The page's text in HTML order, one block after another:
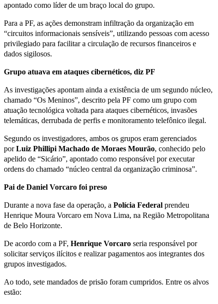
apontado como líder de um braço local do grupo.
Para a PF, as ações demonstram infiltração da organização em
“circuitos informacionais sensíveis”, utilizando pessoas com acesso
privilegiado para facilitar a circulação de recursos financeiros e
dados sigilosos.
Grupo atuava em ataques cibernéticos, diz PF
As investigações apontam ainda a existência de um segundo núcleo,
chamado “Os Meninos”, descrito pela PF como um grupo com
atuação tecnológica voltada para ataques cibernéticos, invasões
telemáticas, derrubada de perfis e monitoramento telefônico ilegal.
Segundo os investigadores, ambos os grupos eram gerenciados
porLuiz Phillipi Machado de Moraes Mourão, conhecido pelo
apelido de “Sicário”, apontado como responsável por executar
ordens do chamado “núcleo central da organização criminosa”.
Pai de Daniel Vorcaro foi preso
Durante a nova fase da operação, a Polícia Federal prendeu
Henrique Moura Vorcaro em Nova Lima, na Região Metropolitana
de Belo Horizonte.
De acordo com a PF, Henrique Vorcaro seria responsável por
solicitar serviços ilícitos e realizar pagamentos aos integrantes dos
grupos investigados.
Ao todo, sete mandados de prisão foram cumpridos. Entre os alvos
estão: